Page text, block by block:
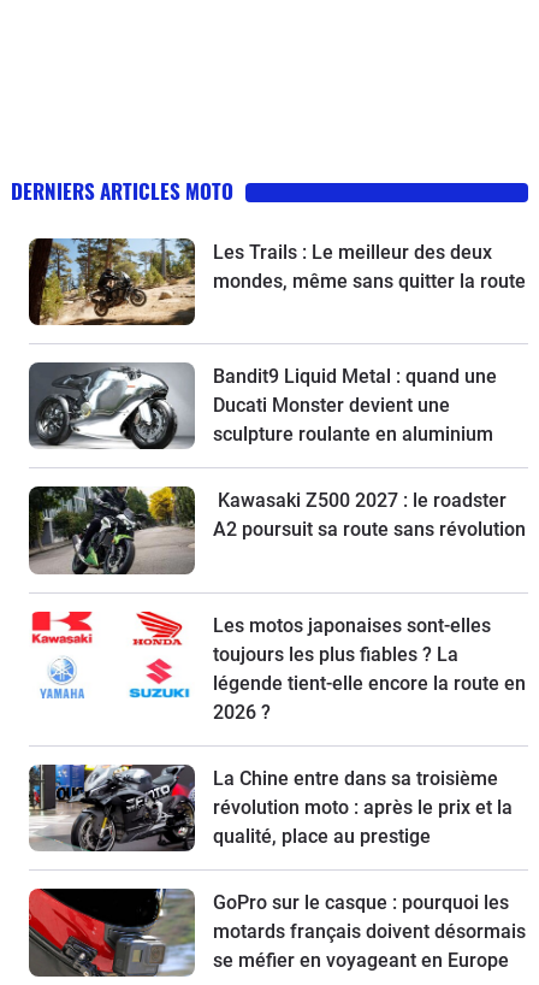
DERNIERS ARTICLES MOTO
Les Trails : Le meilleur des deux
mondes, même sans quitter la route
Bandit9 Liquid Metal : quand une
Ducati Monster devient une
sculpture roulante en aluminium
Kawasaki Z500 2027 : le roadster
A2 poursuit sa route sans révolution
Les motos japonaises sont-elles
toujours les plus fiables ? La
légende tient-elle encore la route en
2026 ?
La Chine entre dans sa troisième
révolution moto : après le prix et la
qualité, place au prestige
GoPro sur le casque : pourquoi les
motards français doivent désormais
se méfier en voyageant en Europe